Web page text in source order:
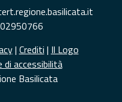
| Crediti | Il Logo
di accessibilità
Basilicata